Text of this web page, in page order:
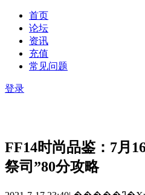
首页
论坛
资讯
充值
常见问题
登录
FF14时尚品鉴：7月
祭司”80分攻略